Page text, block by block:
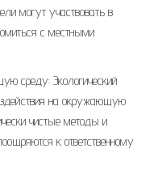
могут участвовать в
с местными
среду: Экологический
на окружающую
чистые методы и
к ответственному